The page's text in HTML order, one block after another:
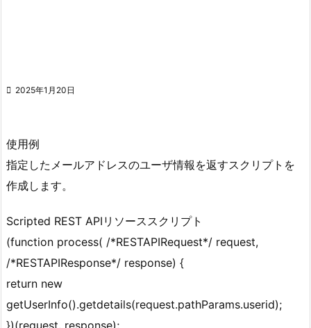
 2025年1月20日
使用例
指定したメールアドレスのユーザ情報を返すスクリプトを
作成します。
Scripted REST APIリソーススクリプト
(function process( /*RESTAPIRequest*/ request,
/*RESTAPIResponse*/ response) {
return new
getUserInfo().getdetails(request.pathParams.userid);
})(request, response);